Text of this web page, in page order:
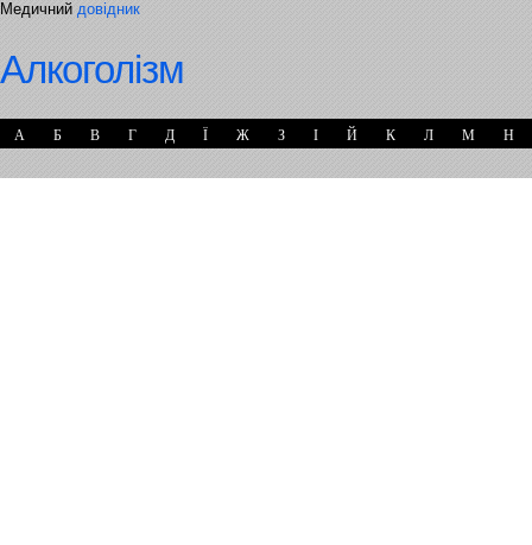
Медичний довідник
Алкоголізм
А Б В Г Д Ї Ж З І Й К Л М Н